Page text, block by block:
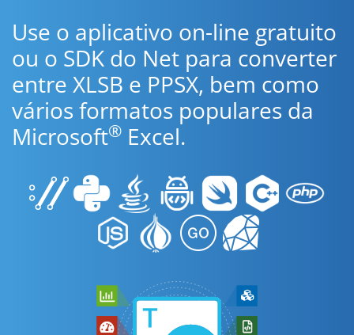
Use o aplicativo on-line gratuito
ou o SDK do Net para converter
entre XLSB e PPSX, bem como
vários formatos populares da
Microsoft® Excel.